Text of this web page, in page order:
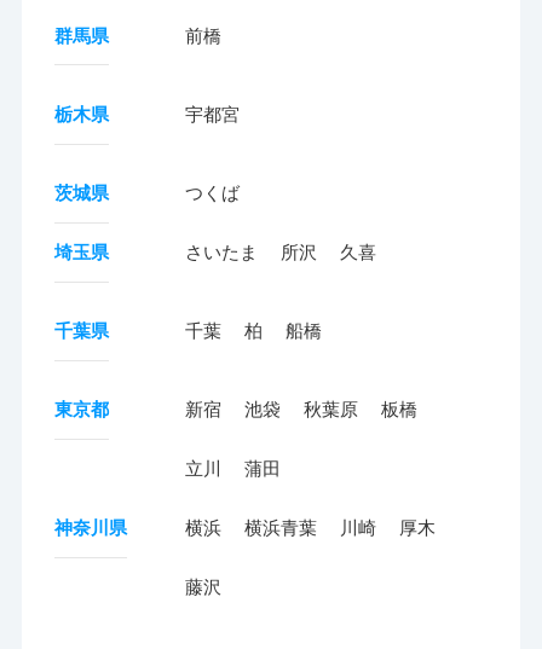
群馬県 前橋
栃木県 宇都宮
茨城県 つくば
埼玉県 さいたま 所沢 久喜
千葉県 千葉 柏 船橋
東京都 新宿 池袋 秋葉原 板橋
立川 蒲田
神奈川県 横浜 横浜青葉 川崎 厚木
藤沢